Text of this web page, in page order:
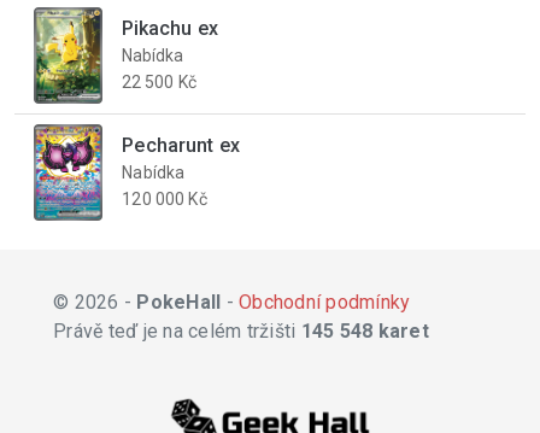
Pikachu ex
Nabídka
22 500 Kč
Pecharunt ex
Nabídka
120 000 Kč
© 2026 - PokeHall - Obchodní podmínky
Právě teď je na celém tržišti 145 548 karet